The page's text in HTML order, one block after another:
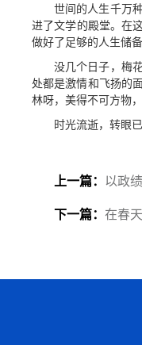
世间的人生千万
进了文学的殿堂。在
做好了足够的人生储
没几个日子，梅
处都是激情和飞扬的
林呀，美得不可方物
时光流逝，转眼
上一篇： 以政
下一篇： 在春